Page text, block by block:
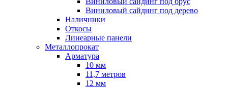
Виниловый сайдинг под дерево
Наличники
Откосы
Линеарные панели
Металлопрокат
Арматура
10 мм
11,7 метров
12 мм